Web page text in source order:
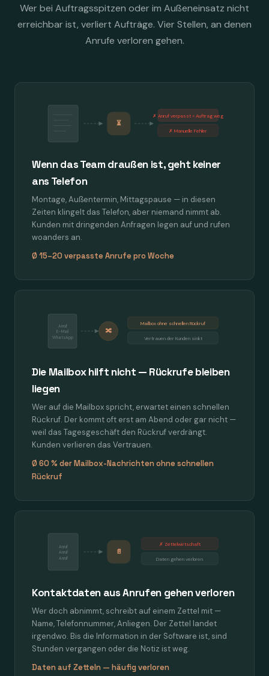
Wer bei Auftragsspitzen oder im Außeneinsatz nicht
erreichbar ist, verliert Aufträge. Vier Stellen, an denen
Anrufe verloren gehen.
⏳
✗ Anruf verpasst = Auftrag weg
✗ Manuelle Fehler
Wenn das Team draußen ist, geht keiner
ans Telefon
Montage, Außentermin, Mittagspause — in diesen
Zeiten klingelt das Telefon, aber niemand nimmt ab.
Kunden mit dringenden Anfragen legen auf und rufen
woanders an.
Ø 15–20 verpasste Anrufe pro Woche
Anruf
E-Mail
WhatsApp
🔀
Mailbox ohne schnellen Rückruf
Vertrauen der Kunden sinkt
Die Mailbox hilft nicht — Rückrufe bleiben
liegen
Wer auf die Mailbox spricht, erwartet einen schnellen
Rückruf. Der kommt oft erst am Abend oder gar nicht —
weil das Tagesgeschäft den Rückruf verdrängt.
Kunden verlieren das Vertrauen.
Ø 60 % der Mailbox-Nachrichten ohne schnellen
Rückruf
Anruf
Anruf
Anruf
📄
✗ Zettelwirtschaft
Daten gehen verloren
Kontaktdaten aus Anrufen gehen verloren
Wer doch abnimmt, schreibt auf einem Zettel mit —
Name, Telefonnummer, Anliegen. Der Zettel landet
irgendwo. Bis die Information in der Software ist, sind
Stunden vergangen oder die Notiz ist weg.
Daten auf Zetteln — häufig verloren